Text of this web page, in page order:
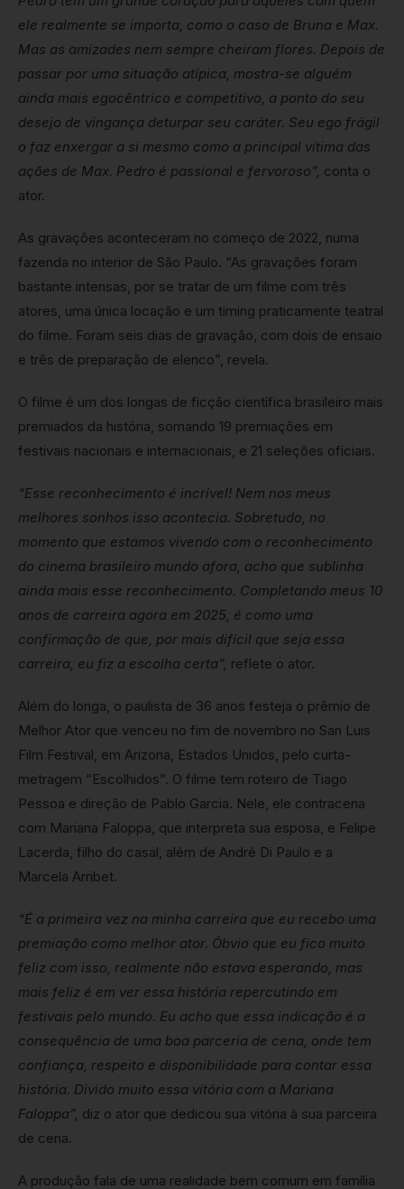
ele realmente se importa, como o caso de Bruna e Max.
Mas as amizades nem sempre cheiram flores. Depois de
passar por uma situação atípica, mostra-se alguém
ainda mais egocêntrico e competitivo, a ponto do seu
desejo de vingança deturpar seu caráter. Seu ego frágil
o faz enxergar a si mesmo como a principal vítima das
ações de Max. Pedro é passional e fervoroso”, conta o
ator.
As gravações aconteceram no começo de 2022, numa
fazenda no interior de São Paulo. “As gravações foram
bastante intensas, por se tratar de um filme com três
atores, uma única locação e um timing praticamente teatral
do filme. Foram seis dias de gravação, com dois de ensaio
e três de preparação de elenco”, revela.
O filme é um dos longas de ficção científica brasileiro mais
premiados da história, somando 19 premiações em
festivais nacionais e internacionais, e 21 seleções oficiais.
“Esse reconhecimento é incrível! Nem nos meus
melhores sonhos isso acontecia. Sobretudo, no
momento que estamos vivendo com o reconhecimento
do cinema brasileiro mundo afora, acho que sublinha
ainda mais esse reconhecimento. Completando meus 10
anos de carreira agora em 2025, é como uma
confirmação de que, por mais difícil que seja essa
carreira, eu fiz a escolha certa”, reflete o ator.
Além do longa, o paulista de 36 anos festeja o prêmio de
Melhor Ator que venceu no fim de novembro no San Luis
Film Festival, em Arizona, Estados Unidos, pelo curta-
metragem “Escolhidos”. O filme tem roteiro de Tiago
Pessoa e direção de Pablo Garcia. Nele, ele contracena
com Mariana Faloppa, que interpreta sua esposa, e Felipe
Lacerda, filho do casal, além de André Di Paulo e a
Marcela Arribet.
“É a primeira vez na minha carreira que eu recebo uma
premiação como melhor ator. Óbvio que eu fico muito
feliz com isso, realmente não estava esperando, mas
mais feliz é em ver essa história repercutindo em
festivais pelo mundo. Eu acho que essa indicação é a
consequência de uma boa parceria de cena, onde tem
confiança, respeito e disponibilidade para contar essa
história. Divido muito essa vitória com a Mariana
Faloppa”, diz o ator que dedicou sua vitória à sua parceira
de cena.
A produção fala de uma realidade bem comum em família